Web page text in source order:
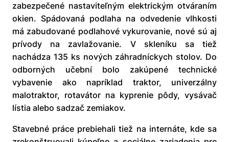
zabezpečené nastaviteľným elektrickým otváraním
okien. Spádovaná podlaha na odvedenie vlhkosti
má zabudované podlahové vykurovanie, nové sú aj
prívody na zavlažovanie. V skleníku sa tiež
nachádza 135 ks nových záhradníckych stolov. Do
odborných učební bolo zakúpené technické
vybavenie ako napríklad traktor, univerzálny
malotraktor, rotavátor na kyprenie pôdy, vysávač
lístia alebo sadzač zemiakov.
Stavebné práce prebiehali tiež na internáte, kde sa